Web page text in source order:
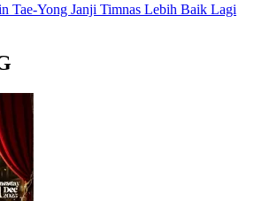
Tae-Yong Janji Timnas Lebih Baik Lagi